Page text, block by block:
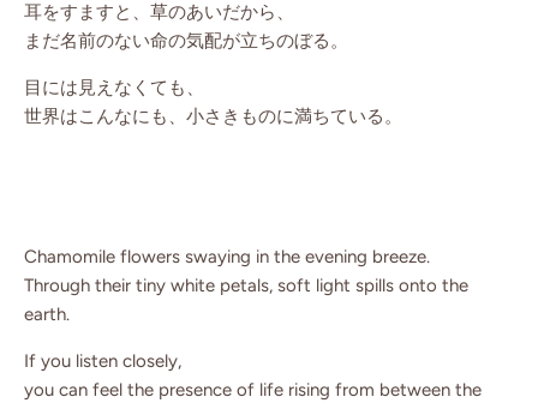
耳をすますと、草のあいだから、
まだ名前のない命の気配が立ちのぼる。
目には見えなくても、
世界はこんなにも、小さきものに満ちている。
Chamomile flowers swaying in the evening breeze.
Through their tiny white petals, soft light spills onto the
earth.
If you listen closely,
you can feel the presence of life rising from between the